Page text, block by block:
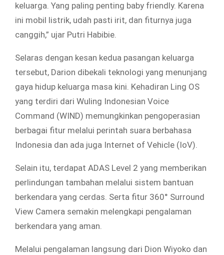
keluarga. Yang paling penting baby friendly. Karena
ini mobil listrik, udah pasti irit, dan fiturnya juga
canggih,” ujar Putri Habibie.
Selaras dengan kesan kedua pasangan keluarga
tersebut, Darion dibekali teknologi yang menunjang
gaya hidup keluarga masa kini. Kehadiran Ling OS
yang terdiri dari Wuling Indonesian Voice
Command (WIND) memungkinkan pengoperasian
berbagai fitur melalui perintah suara berbahasa
Indonesia dan ada juga Internet of Vehicle (IoV).
Selain itu, terdapat ADAS Level 2 yang memberikan
perlindungan tambahan melalui sistem bantuan
berkendara yang cerdas. Serta fitur 360° Surround
View Camera semakin melengkapi pengalaman
berkendara yang aman.
Melalui pengalaman langsung dari Dion Wiyoko dan